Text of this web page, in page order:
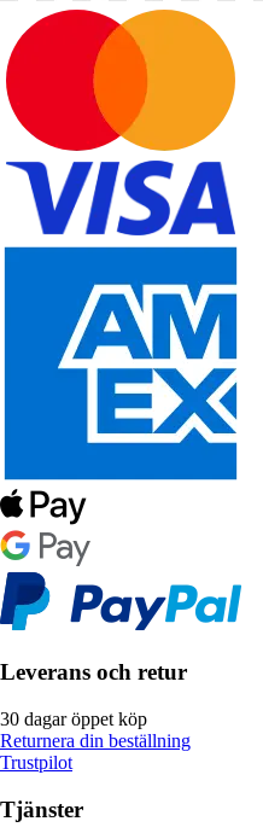
Leverans och retur
30 dagar öppet köp
Returnera din beställning
Trustpilot
Tjänster